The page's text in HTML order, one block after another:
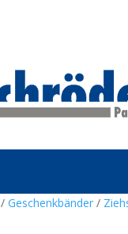
/ Geschenkbänder /